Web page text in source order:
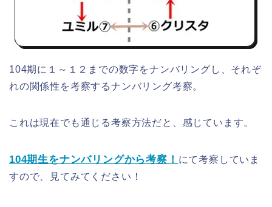
104期に１～１２までの数字をナンバリングし、それぞ
れの関係性を考察するナンバリング考察。
これは現在でも通じる考察方法だと、感じています。
104期生をナンバリングから考察！ にて考察していま
すので、見てみてください！